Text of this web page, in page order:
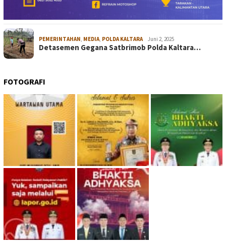
PEMERINTAHAN MEDIA POLDA KALTARA Juni 2, 2025
Detasemen Gegana Satbrimob Polda Kaltara…
FOTOGRAFI